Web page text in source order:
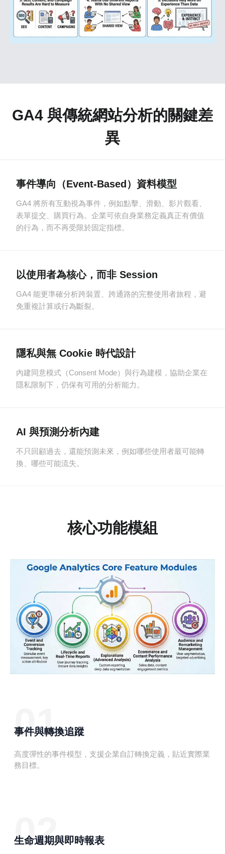
GA4 與傳統網站分析的關鍵差
異
事件導向（Event-Based）資料模型
GA4 將所有互動視為事件，例如點擊、滑動、影片觀看、
表單提交、購買行為。企業可依自身業務定義真正有價值
的行為，而不再受限於固定指標。
以使用者為核心，而非 Session
GA4 能更準確分析跨裝置、跨通路的完整使用者旅程，避
免重複計算或行為斷裂。
隱私與無 Cookie 時代設計
內建同意模式（Consent Mode）與行為建模，協助企業在
隱私限制下，仍保有可用的分析能力。
AI 與預測分析內建
不只回顧過去，還能預測未來，例如哪些使用者最可能轉
換、哪些可能流失。
核心功能模組
事件與轉換追蹤
01
高度彈性的事件模型，支援企業自訂轉換定義，貼近實際業
務目標。
生命週期與即時報表
02